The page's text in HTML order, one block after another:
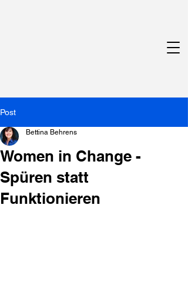
Post
Women in Change -
Spüren statt
Funktionieren
Bettina Behrens